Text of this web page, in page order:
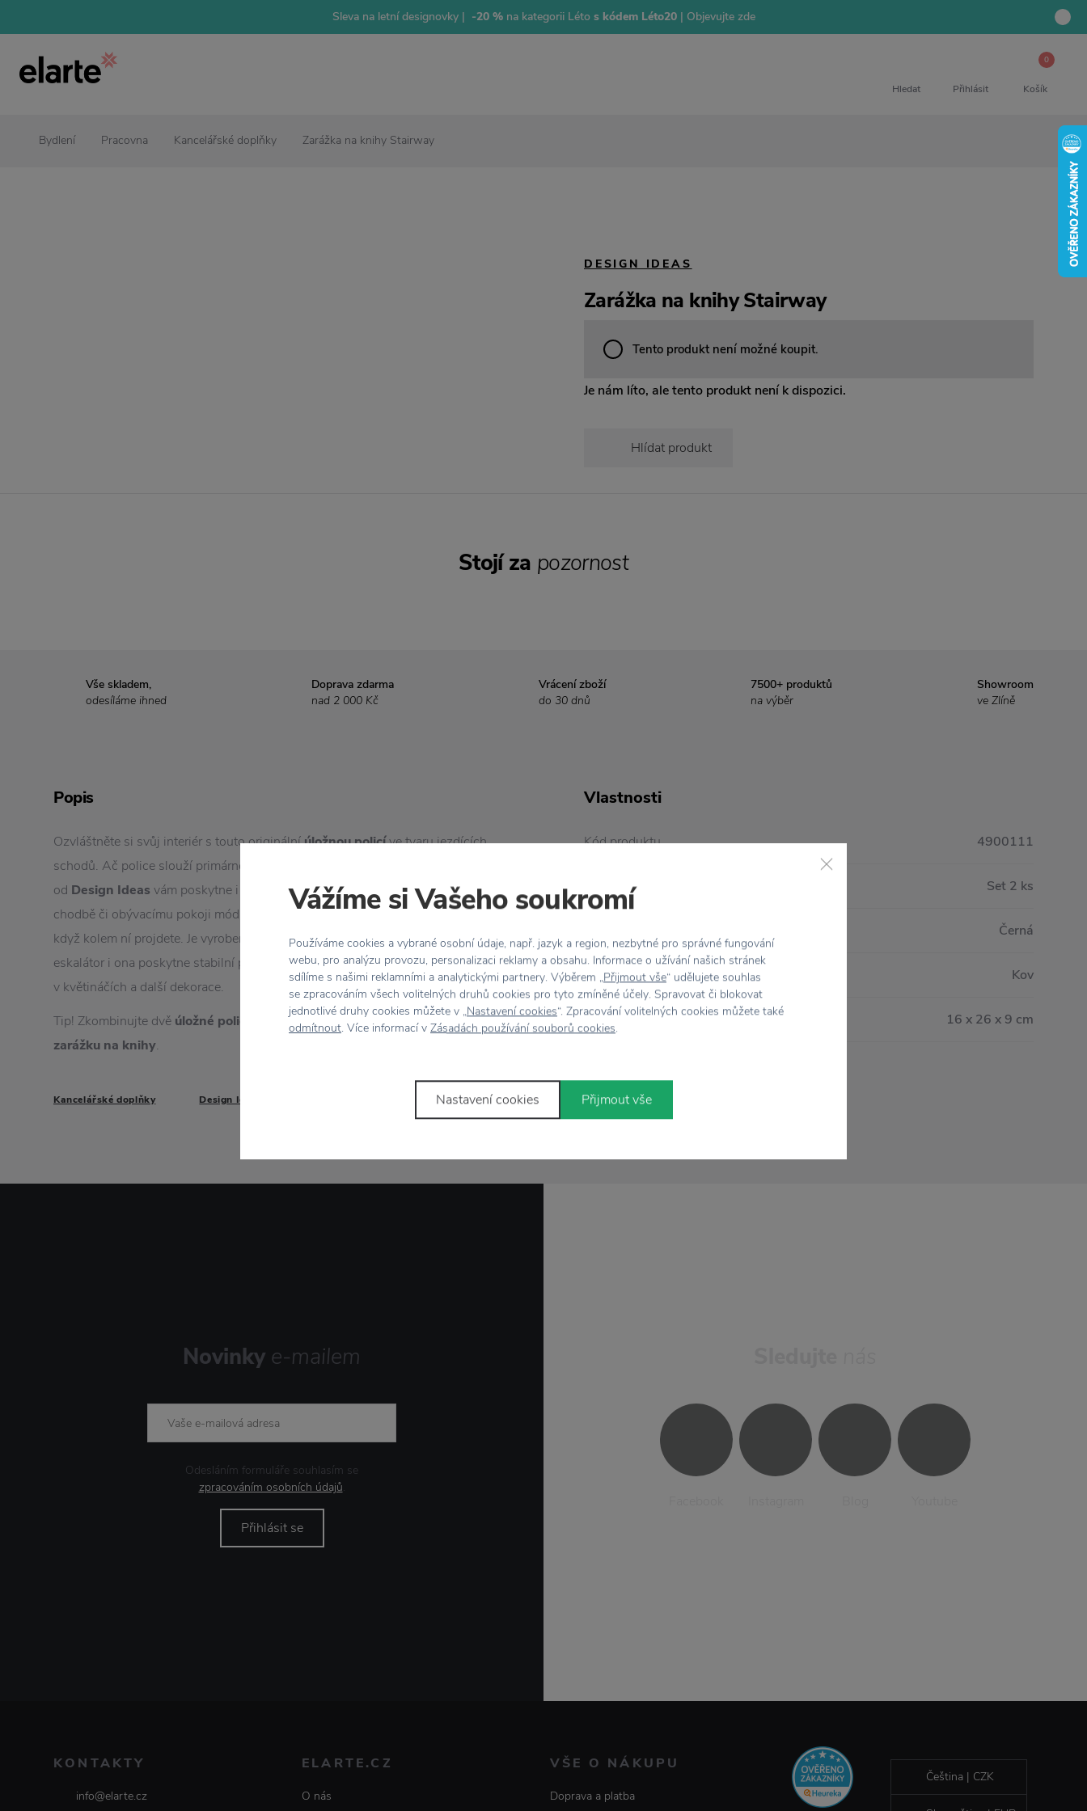
Sleva na letní designovky | -20 %na kategorii Létos kódem Léto20 | Objevujte zde
Hledat Přihlásit
0
Košík
Bydlení Pracovna Kancelářské doplňky Zarážka na knihy Stairway
DESIGN IDEAS
Zarážka na knihy Stairway
Tento produkt není možné koupit.
Je nám líto, ale tento produkt není k dispozici.
Hlídat produkt
Vše skladem,
odesíláme ihned
Doprava zdarma
nad 2 000 Kč
Vrácení zboží
do 30 dnů
7500+ produktů
na výběr
Showroom
ve Zlíně
Popis
Ozvláštněte si svůj interiér s touto originálníúložnou policíve tvaru jezdících
schodů. Ač police slouží primárně k ukládání věcí, tato kreativně řešená polička
od Design Ideas vám poskytne i pár extra funkcí navíc – dodá vaší pracovně,
chodbě či obývacímu pokoji módní industriální prvek a zaujme vás pokaždé,
když kolem ní projdete. Je vyrobena ze železa v černé barvě a stejně jako
eskalátor i ona poskytne stabilní průchod pro vaše oblíbené svíčky, rostlinky
v květináčích a další dekorace.
Tip! Zkombinujte dvě úložné police Stairwaynaproti sobě, a získáte stylovou
zarážku na knihy.
Kancelářské doplňky Design Ideas
Vlastnosti
Kód produktu 4900111
Set 2 ks
Černá
Materiál Kov
Rozměr 16 x 26 x 9 cm
Stojí za pozornost
Novinky e-mailem
Odesláním formuláře souhlasím se
zpracováním osobních údajů.
Přihlásit se
KONTAKTY
info@elarte.cz
ELARTE.CZ
O nás
VŠE O NÁKUPU
Doprava a platba
Čeština | CZK
Vážíme si Vašeho soukromí
Používáme cookies a vybrané osobní údaje, např. jazyk a region, nezbytné pro správné fungování
webu, pro analýzu provozu, personalizaci reklamy a obsahu. Informace o užívání našich stránek
sdílíme s našimi reklamními a analytickými partnery. Výběrem „Přijmout vše“ udělujete souhlas
se zpracováním všech volitelných druhů cookies pro tyto zmíněné účely. Spravovat či blokovat
jednotlivé druhy cookies můžete v „Nastavení cookies“. Zpracování volitelných cookies můžete také
odmítnout. Více informací v Zásadách používání souborů cookies.
Nastavení cookies Přijmout vše